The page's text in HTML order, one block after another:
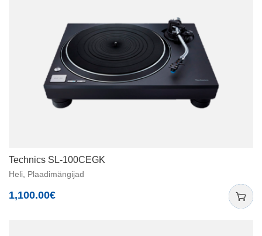
Technics SL-100CEGK
Heli Plaadimängijad
1,100.00€